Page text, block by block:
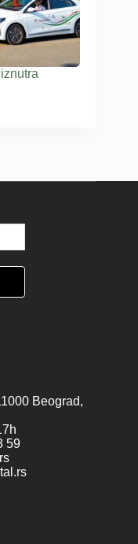
Beograd,
59